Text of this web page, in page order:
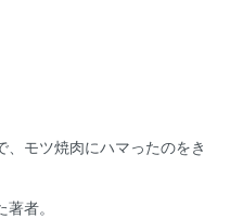
モツ焼肉にハマったのをき
者。